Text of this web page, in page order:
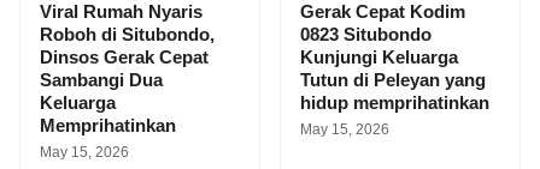
Viral Rumah Nyaris
Roboh di Situbondo,
Dinsos Gerak Cepat
Sambangi Dua
Keluarga
Memprihatinkan
May 15, 2026
Gerak Cepat Kodim
0823 Situbondo
Kunjungi Keluarga
Tutun di Peleyan yang
hidup memprihatinkan
May 15, 2026